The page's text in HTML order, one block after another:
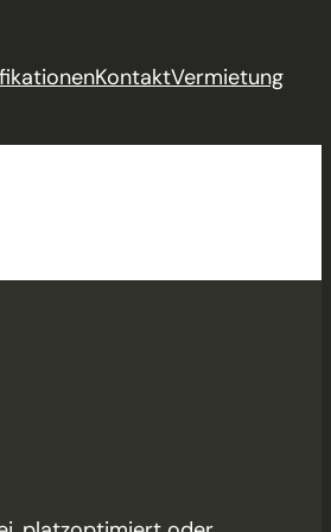
KontaktVermietung